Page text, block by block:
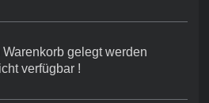
gelegt werden
verfügbar !